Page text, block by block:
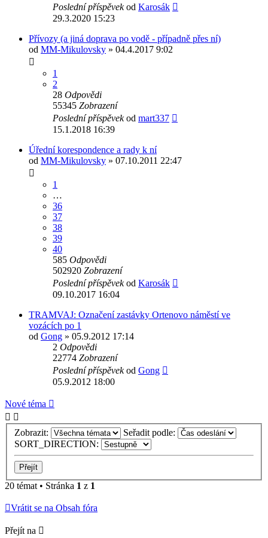
Poslední příspěvekod Karosák
29.3.2020 15:23
Přívozy (a jiná doprava po vodě - případně přes ní)
od MM-Mikulovsky » 04.4.2017 9:02
1
2
28 Odpovědi
55345 Zobrazení
Poslední příspěvekod mart337
15.1.2018 16:39
Úřední korespondence a rady k ní
od MM-Mikulovsky » 07.10.2011 22:47
1
…
36
37
38
39
40
585 Odpovědi
502920 Zobrazení
Poslední příspěvekod Karosák
09.10.2017 16:04
TRAMVAJ: Označení zastávky Ortenovo náměstí ve
vozácích po 1
od Gong » 05.9.2012 17:14
2 Odpovědi
22774 Zobrazení
Poslední příspěvekod Gong
05.9.2012 18:00
Nové téma
Zobrazit:
Seřadit podle:
SORT_DIRECTION:
20 témat • Stránka 1 z 1
Vrátit se na Obsah fóra
Přejít na